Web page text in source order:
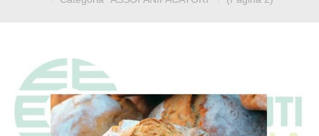
SERVIZI
GIOVEDÌ GASTRONOMICI